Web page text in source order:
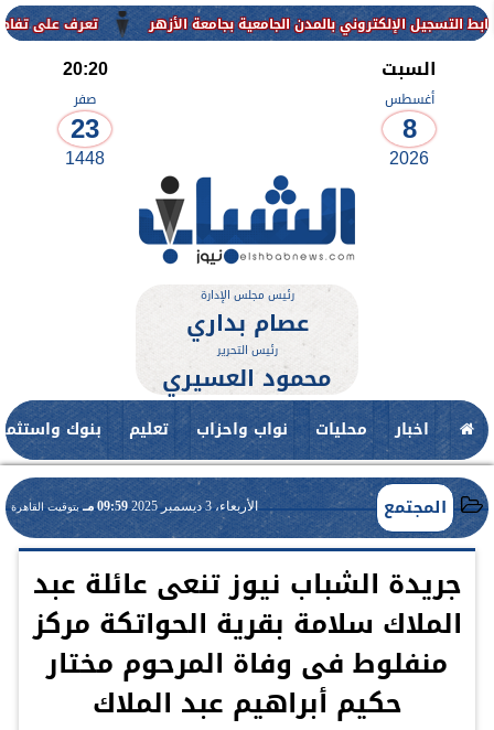
تعرف على تفاصيل وشروط بالمدن الجامعية بجامعة الأزهر
السبت
أغسطس
8
2026
20:20
صفر
23
1448
رئيس مجلس الإدارة
عصام بداري
رئيس التحرير
محمود العسيري
اخبار محليات نواب واحزاب تعليم بنوك
المجتمع الأربعاء، 3 ديسمبر 2025 09:59 مـ بتوقيت القاهرة
جريدة الشباب نيوز تنعى عائلة عبد
الملاك سلامة بقرية الحواتكة مركز
منفلوط فى وفاة المرحوم مختار
حكيم أبراهيم عبد الملاك